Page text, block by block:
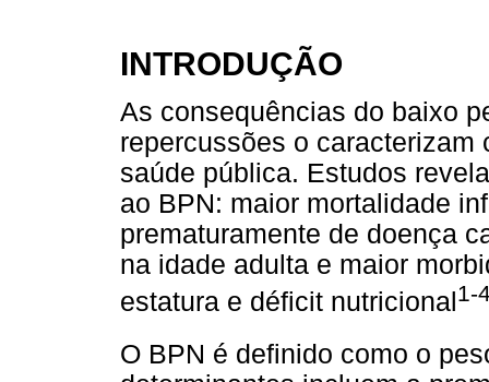
INTRODUÇÃO
As consequências do baixo
repercussões o caracterizam
saúde pública. Estudos
ao BPN: maior mortalidade
prematuramente de doença
na idade adulta e maior
estatura e déficit nutricional 1-
O BPN é definido como o